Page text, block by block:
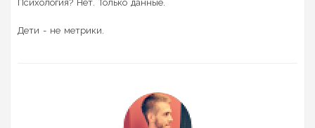
Психология? Нет. Только данные.
Дети - не метрики.